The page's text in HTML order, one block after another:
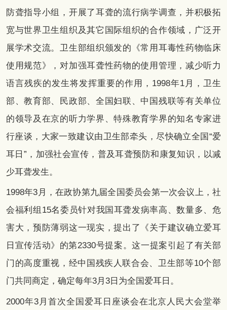
防聋指导小组，开展了耳聋的流行病学调查，并积极拓
宽与世界卫生组织及其它国际组织的合作领域，广泛开
展学术交流。卫生部组织颁发的《常用耳毒性药物临床
使用规范》，对加强耳聋性药物的使用管理，减少听力
语言残疾的发生将发挥重要的作用，1998年1月，卫生
部、教育部、民政部、全国妇联、中国残联等有关单位
的领导及在京的听力学界、特殊教育学界的知名专家进
行座谈，大家一致建议由卫生部牵头，尽快确立全国“爱
耳日”，加强社会宣传，普及耳聋预防和康复知识，以减
少耳聋发生。
1998年3月，在政协第九届全国委员会第一次会议上，社
会福利组15名委员针对我国耳聋发病率高、数量多、危
害大，预防薄弱这一现实，提出了《关于建议确立爱耳
日宣传活动》的第2330号提案。这一提案引起了有关部
门的高度重视，经中国残疾人联合会、卫生部等10个部
门共同商定，确定每年3月3日为全国爱耳日。
2000年3月首次全国爱耳日座谈会在北京人民大会堂举